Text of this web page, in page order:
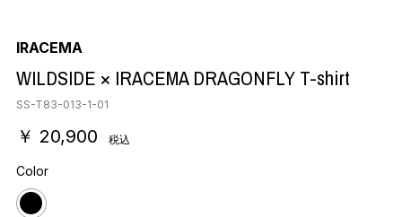
IRACEMA
WILDSIDE × IRACEMA DRAGONFLY T-shirt
SS-T83-013-1-01
￥ 20,900 税込
Color